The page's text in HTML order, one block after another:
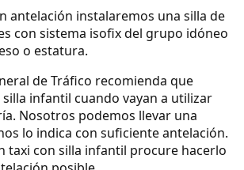
antelación instalaremos una silla de
con sistema isofix del grupo idóneo
o estatura.
de Tráfico recomienda que
infantil cuando vayan a utilizar
Nosotros podemos llevar una
lo indica con suficiente antelación.
taxi con silla infantil procure hacerlo